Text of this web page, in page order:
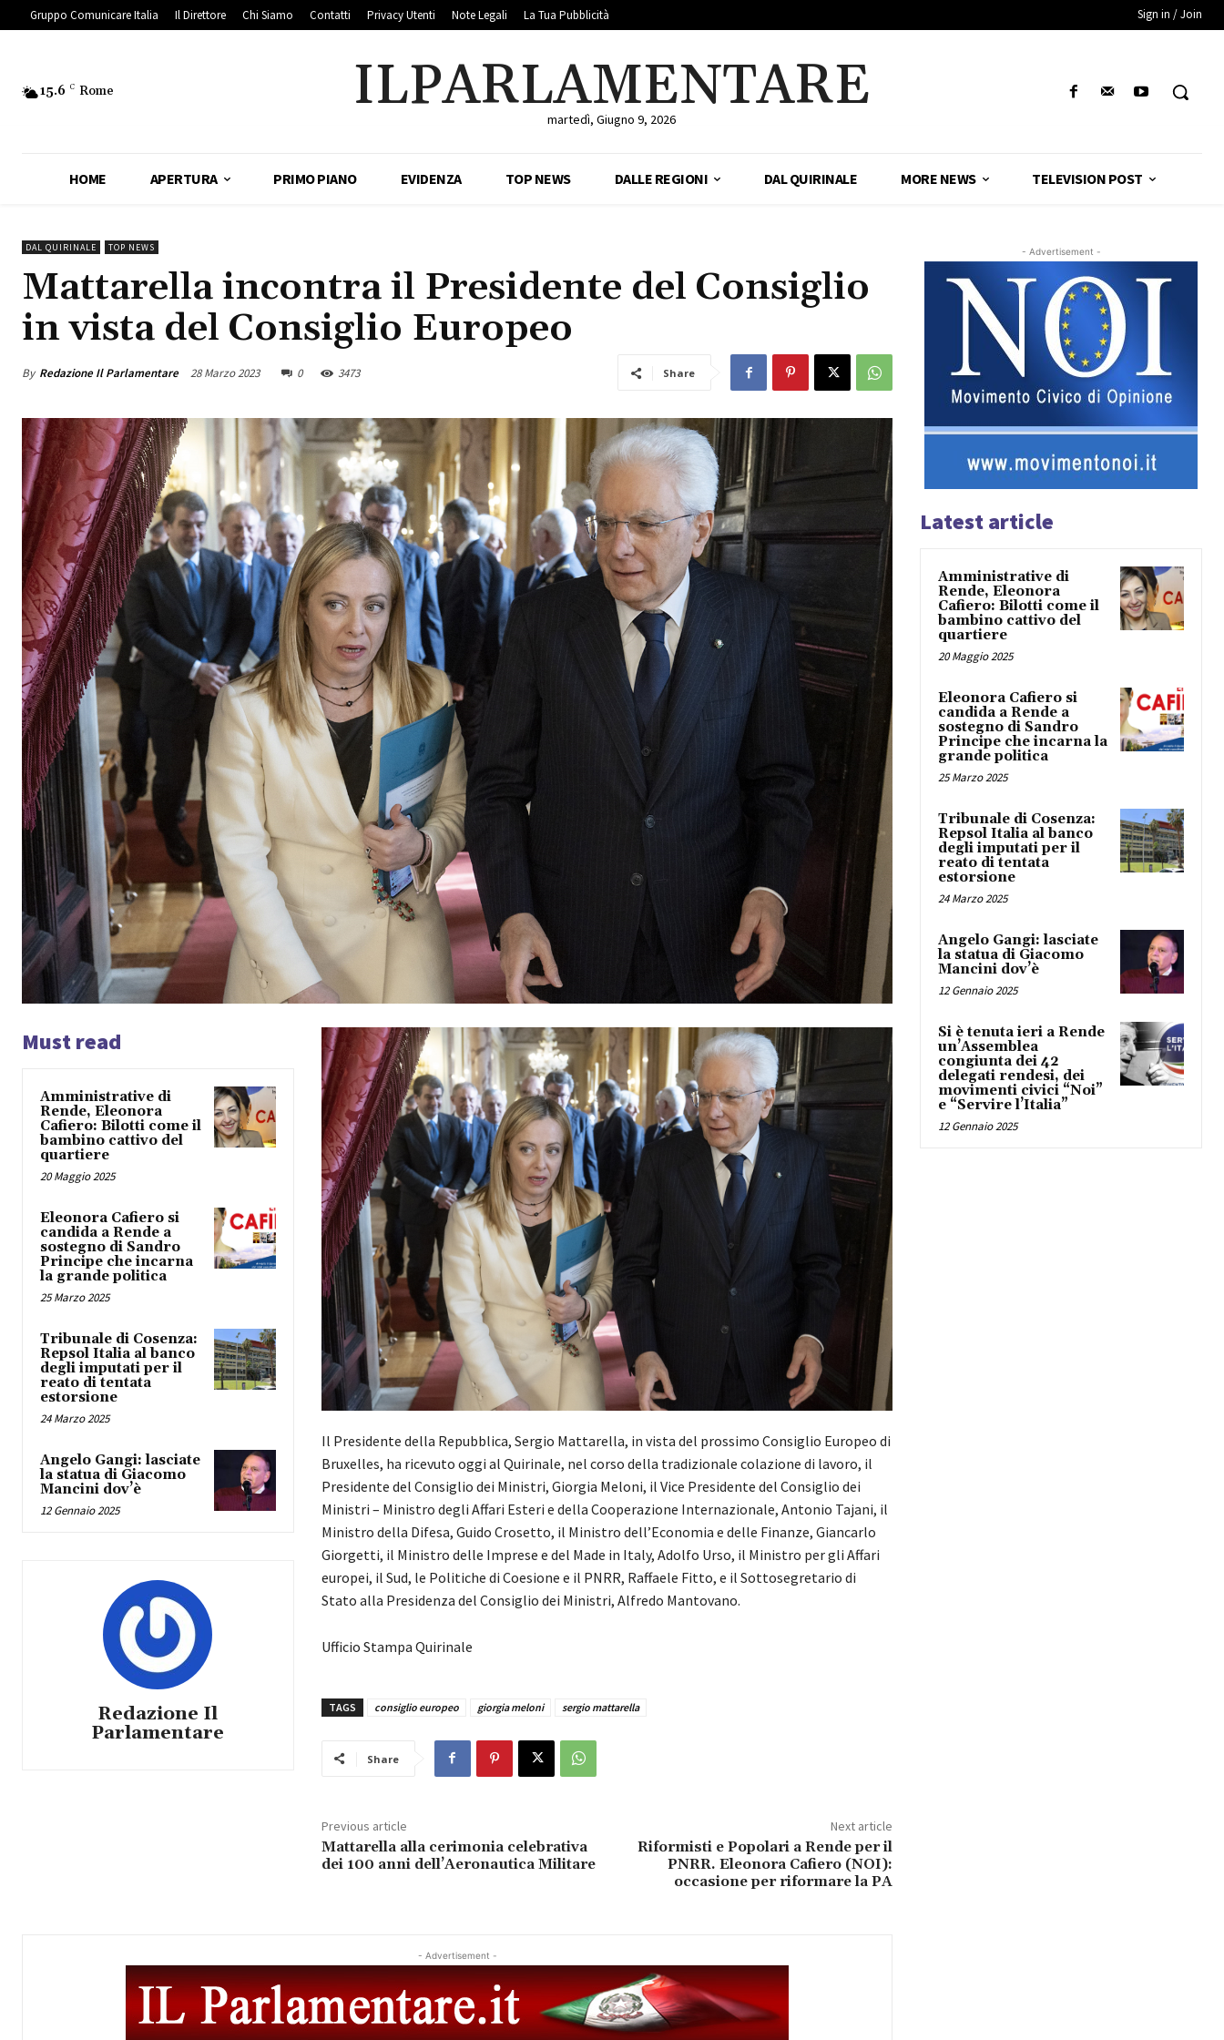
Gruppo Comunicare Italia Il Direttore Chi Siamo Contatti Privacy Utenti Note Legali La Tua Pubblicità Sign in / Join
15.6 C Rome ILPARLAMENTARE
martedì, Giugno 9, 2026
HOME APERTURA PRIMO PIANO EVIDENZA TOP NEWS DALLE REGIONI DAL QUIRINALE MORE NEWS TELEVISION POST
DAL QUIRINALE TOP NEWS
Mattarella incontra il Presidente del Consiglio
in vista del Consiglio Europeo
By Redazione Il Parlamentare 28 Marzo 2023 0 3473 Share
Must read
Amministrative di
Rende, Eleonora
Cafiero: Bilotti come il
bambino cattivo del
quartiere
20 Maggio 2025
Eleonora Cafiero si
candida a Rende a
sostegno di Sandro
Principe che incarna
la grande politica
25 Marzo 2025
Tribunale di Cosenza:
Repsol Italia al banco
degli imputati per il
reato di tentata
estorsione
24 Marzo 2025
Angelo Gangi: lasciate
la statua di Giacomo
Mancini dov’è
12 Gennaio 2025
Redazione Il
Parlamentare
Il Presidente della Repubblica, Sergio Mattarella, in vista del prossimo Consiglio Europeo di
Bruxelles, ha ricevuto oggi al Quirinale, nel corso della tradizionale colazione di lavoro, il
Presidente del Consiglio dei Ministri, Giorgia Meloni, il Vice Presidente del Consiglio dei
Ministri – Ministro degli Affari Esteri e della Cooperazione Internazionale, Antonio Tajani, il
Ministro della Difesa, Guido Crosetto, il Ministro dell’Economia e delle Finanze, Giancarlo
Giorgetti, il Ministro delle Imprese e del Made in Italy, Adolfo Urso, il Ministro per gli Affari
europei, il Sud, le Politiche di Coesione e il PNRR, Raffaele Fitto, e il Sottosegretario di
Stato alla Presidenza del Consiglio dei Ministri, Alfredo Mantovano.
Ufficio Stampa Quirinale
TAGS consiglio europeo giorgia meloni sergio mattarella
Share
Previous article
Mattarella alla cerimonia celebrativa
dei 100 anni dell’Aeronautica Militare
Next article
Riformisti e Popolari a Rende per il
PNRR. Eleonora Cafiero (NOI):
occasione per riformare la PA
- Advertisement -
- Advertisement -
Latest article
Amministrative di
Rende, Eleonora
Cafiero: Bilotti come il
bambino cattivo del
quartiere
20 Maggio 2025
Eleonora Cafiero si
candida a Rende a
sostegno di Sandro
Principe che incarna la
grande politica
25 Marzo 2025
Tribunale di Cosenza:
Repsol Italia al banco
degli imputati per il
reato di tentata
estorsione
24 Marzo 2025
Angelo Gangi: lasciate
la statua di Giacomo
Mancini dov’è
12 Gennaio 2025
Si è tenuta ieri a Rende
un’Assemblea
congiunta dei 42
delegati rendesi, dei
movimenti civici “Noi”
e “Servire l’Italia”
12 Gennaio 2025